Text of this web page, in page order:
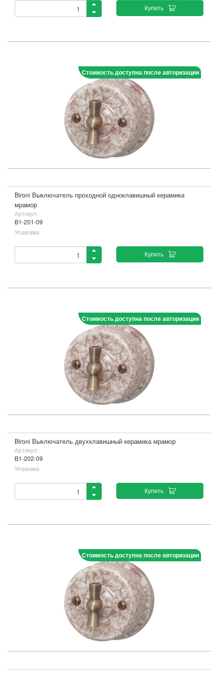
Купить
Стоимость доступна после авторизации
Bironi Выключатель проходной одноклавишный керамика
мрамор
Артикул :
B1-201-09
Упаковка
Купить
Стоимость доступна после авторизации
Bironi Выключатель двухклавишный керамика мрамор
Артикул :
B1-202-09
Упаковка
Купить
Стоимость доступна после авторизации